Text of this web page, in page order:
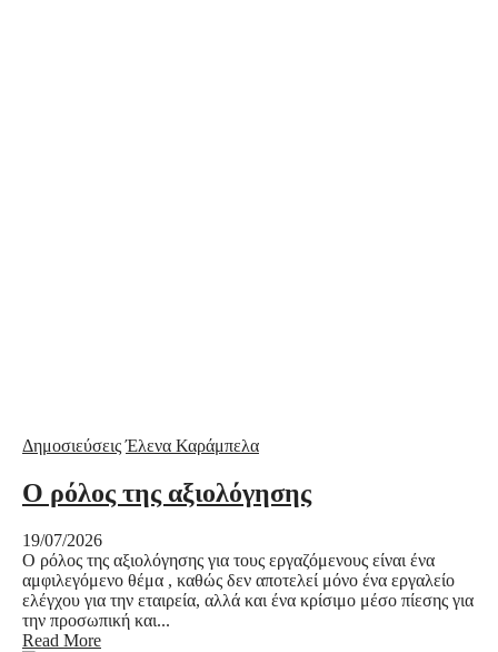
Δημοσιεύσεις Έλενα Καράμπελα
Ο ρόλος της αξιολόγησης
19/07/2026
Ο ρόλος της αξιολόγησης για τους εργαζόμενους είναι ένα
αμφιλεγόμενο θέμα , καθώς δεν αποτελεί μόνο ένα εργαλείο
ελέγχου για την εταιρεία, αλλά και ένα κρίσιμο μέσο πίεσης για
την προσωπική και...
Read More